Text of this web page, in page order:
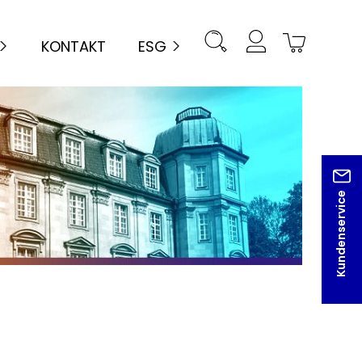
KONTAKT ESG
Kundenservice